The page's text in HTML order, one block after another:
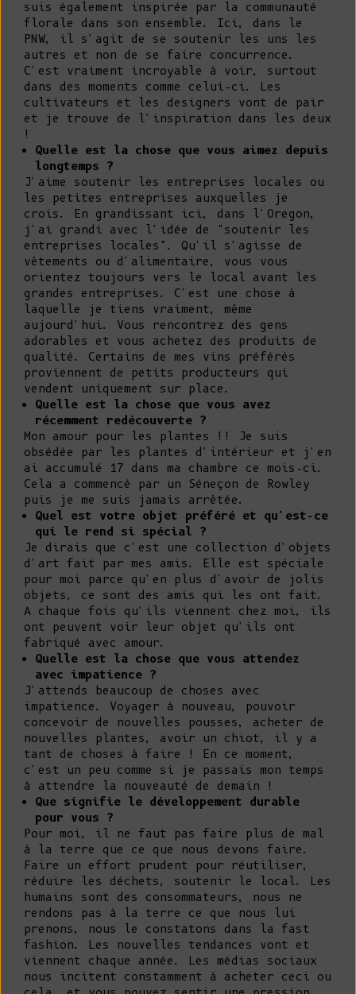
suis également inspirée par la communauté
florale dans son ensemble. Ici, dans le
PNW, il s'agit de se soutenir les uns les
autres et non de se faire concurrence.
C'est vraiment incroyable à voir, surtout
dans des moments comme celui-ci. Les
cultivateurs et les designers vont de pair
et je trouve de l'inspiration dans les deux
!
Quelle est la chose que vous aimez depuis
longtemps ?
J'aime soutenir les entreprises locales ou
les petites entreprises auxquelles je
crois. En grandissant ici, dans l'Oregon,
j'ai grandi avec l'idée de "soutenir les
entreprises locales". Qu'il s'agisse de
vêtements ou d'alimentaire, vous vous
orientez toujours vers le local avant les
grandes entreprises. C'est une chose à
laquelle je tiens vraiment, même
aujourd'hui. Vous rencontrez des gens
adorables et vous achetez des produits de
qualité. Certains de mes vins préférés
proviennent de petits producteurs qui
vendent uniquement sur place.
Quelle est la chose que vous avez
récemment redécouverte ?
Mon amour pour les plantes !! Je suis
obsédée par les plantes d'intérieur et j'en
ai accumulé 17 dans ma chambre ce mois-ci.
Cela a commencé par un Séneçon de Rowley
puis je me suis jamais arrêtée.
Quel est votre objet préféré et qu'est-ce
qui le rend si spécial ?
Je dirais que c'est une collection d'objets
d'art fait par mes amis. Elle est spéciale
pour moi parce qu'en plus d'avoir de jolis
objets, ce sont des amis qui les ont fait.
A chaque fois qu'ils viennent chez moi, ils
ont peuvent voir leur objet qu'ils ont
fabriqué avec amour.
Quelle est la chose que vous attendez
avec impatience ?
J'attends beaucoup de choses avec
impatience. Voyager à nouveau, pouvoir
concevoir de nouvelles pousses, acheter de
nouvelles plantes, avoir un chiot, il y a
tant de choses à faire ! En ce moment,
c'est un peu comme si je passais mon temps
à attendre la nouveauté de demain !
Que signifie le développement durable
pour vous ?
Pour moi, il ne faut pas faire plus de mal
à la terre que ce que nous devons faire.
Faire un effort prudent pour réutiliser,
réduire les déchets, soutenir le local. Les
humains sont des consommateurs, nous ne
rendons pas à la terre ce que nous lui
prenons, nous le constatons dans la fast
fashion. Les nouvelles tendances vont et
viennent chaque année. Les médias sociaux
nous incitent constamment à acheter ceci ou